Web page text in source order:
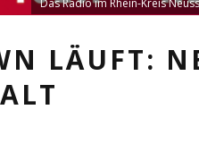
Das Radio im Rhein-Kreis
LÄUFT: